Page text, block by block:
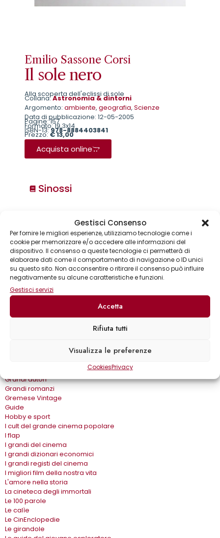
Gestisci Consenso
Per fornire le migliori esperienze, utilizziamo tecnologie come i
cookie per memorizzare e/o accedere alle informazioni del
dispositivo. Il consenso a queste tecnologie ci permetterà di
elaborare dati come il comportamento di navigazione o ID unici
su questo sito. Non acconsentire o ritirare il consenso può influire
negativamente su alcune caratteristiche e funzioni.
Gestisci servizi
Accetta
Rifiuta tutti
Visualizza le preferenze
CookiesPrivacy
Emilio Sassone Corsi
Il sole nero
Alla scoperta dell'eclissi di sole
Collana:Astronomia & dintorni
Argomento: ambiente, geografia, Scienze
Data di pubblicazione: 12-05-2005
Pagine: 157
Formato: 19,3x14
ISBN-13:978-8884403841
Prezzo:€ 13,00
Acquista online
Sinossi
Annuari & Guide
Astronomia & dintorni
Bear Grylls adventures
Biblioteca delle arti
Biblioteca gastronomica
Cinema e miti
Crimen
Dialoghi
Dizionari Gremese
Grandi autori
Grandi romanzi
Gremese Vintage
Guide
Hobby e sport
I cult del grande cinema popolare
I flap
I grandi del cinema
I grandi dizionari economici
I grandi registi del cinema
I migliori film della nostra vita
L'amore nella storia
La cineteca degli immortali
Le 100 parole
Le calìe
Le CinEnclopedie
Le girandole